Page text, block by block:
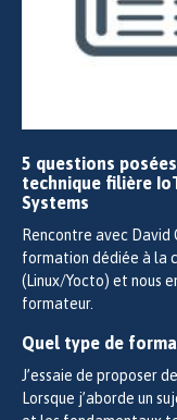
5 questions
technique filière
Systems
Rencontre avec David
formation dédiée à la
(Linux/Yocto) et nous
formateur.
Quel type de
J’essaie de proposer
Lorsque j’aborde un